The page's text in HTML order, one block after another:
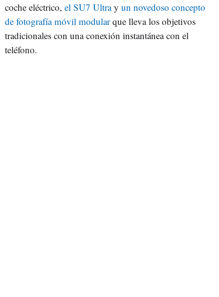
coche eléctrico, el SU7 Ultray un novedoso concepto
de fotografía móvil modularque lleva los objetivos
tradicionales con una conexión instantánea con el
teléfono.